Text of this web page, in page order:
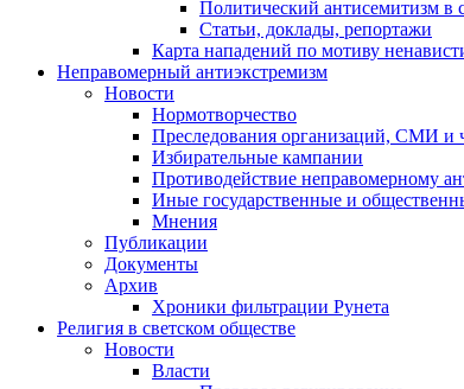
Политический антисемитизм в
Статьи, доклады, репортажи
Карта нападений по мотиву
Неправомерный антиэкстремизм
Новости
Нормотворчество
Преследования организаций, СМИ и
Избирательные кампании
Противодействие неправомерному
Иные государственные и
Мнения
Публикации
Документы
Архив
Хроники фильтрации Рунета
Религия в светском обществе
Новости
Власти